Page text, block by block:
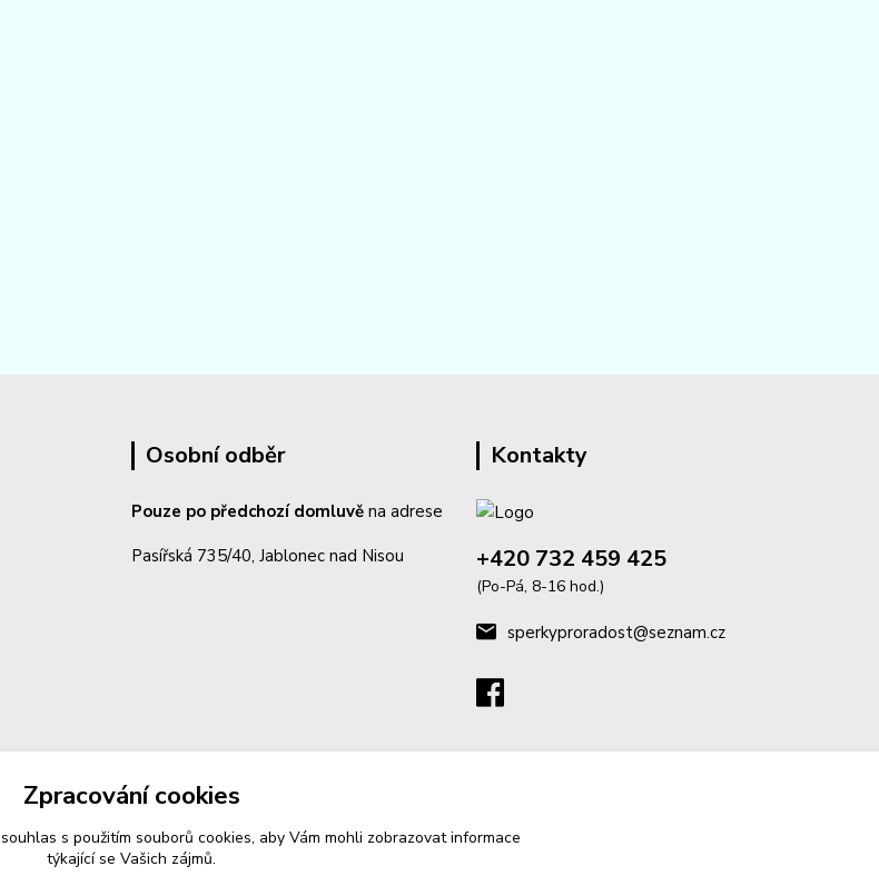
Osobní odběr
Pouze po předchozí domluvě na adrese
Pasířská 735/40, Jablonec nad Nisou
Kontakty
+420 732 459 425
(Po-Pá, 8-16 hod.)
sperkyproradost@seznam.cz
Zpracování cookies
souhlas s použitím souborů cookies, aby Vám mohli zobrazovat informace
týkající se Vašich zájmů.